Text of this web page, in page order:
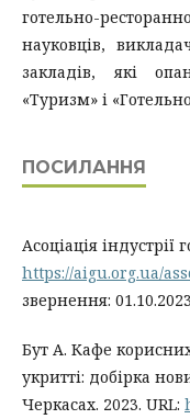
готельно-
науковців,
закладів, які
«Туризм» і
ПОСИЛАННЯ
Асоціація індустрії
https://aigu.org.ua/
звернення:
Бут А. Кафе
укритті: добірка
Черкасах. 2023. URL: